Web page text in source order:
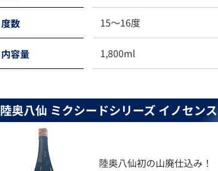
度数 15～16度
内容量 1,800ml
陸奥八仙 ミクシードシリーズ イノセンス
陸奥八仙初の山廃仕込み！